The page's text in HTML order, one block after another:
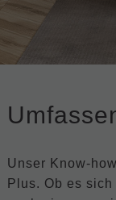
Unser Know-
Plus. Ob es